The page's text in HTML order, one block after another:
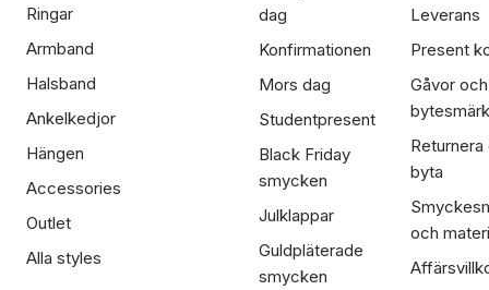
Ringar
Armband
Halsband
Ankelkedjor
Hängen
Accessories
Outlet
Alla styles
dag
Konfirmationen
Mors dag
Studentpresent
Black Friday
smycken
Julklappar
Guldpläterade
smycken
Leverans
Present
Gåvor och
Returnera
byta
och